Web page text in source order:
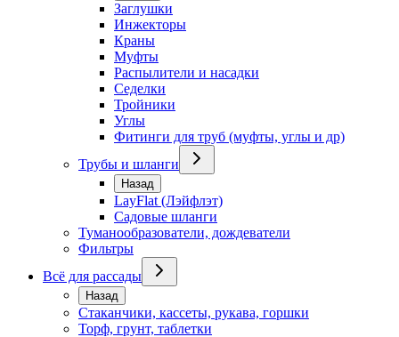
Заглушки
Инжекторы
Краны
Муфты
Распылители и насадки
Седелки
Тройники
Углы
Фитинги для труб (муфты, углы и др)
Трубы и шланги
Назад
LayFlat (Лэйфлэт)
Садовые шланги
Туманообразователи, дождеватели
Фильтры
Всё для рассады
Назад
Стаканчики, кассеты, рукава, горшки
Торф, грунт, таблетки